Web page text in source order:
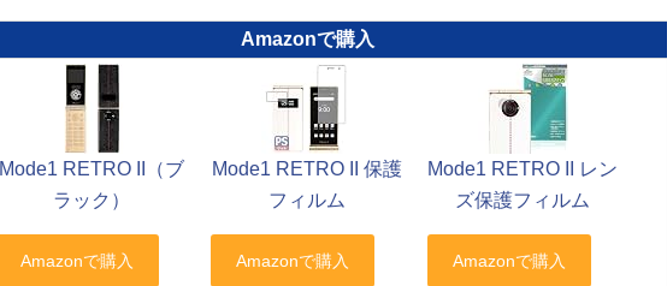
Amazonで購入
Mode1 RETRO II（ブ
ラック）
Mode1 RETRO II 保護
フィルム
Mode1 RETRO II レン
ズ保護フィルム